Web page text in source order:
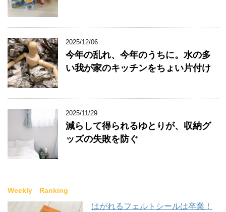
2025/12/06
今年の乱れ、今年のうちに。水の多
い我が家のキッチンをちょい片付け
2025/11/29
減らして得られるゆとりが、収納グ
ッズの失敗を防ぐ
Weekly Ranking
はがれるフェルトシールは卒業！